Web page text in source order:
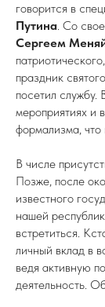
говорится в
Путина. Со
Сергеем
праздник
посетил службу.
мероприятиях и
формализма, что
В числе
Позже, после
известного
нашей
встретиться.
личный вклад в
ведя активную
деятельность.